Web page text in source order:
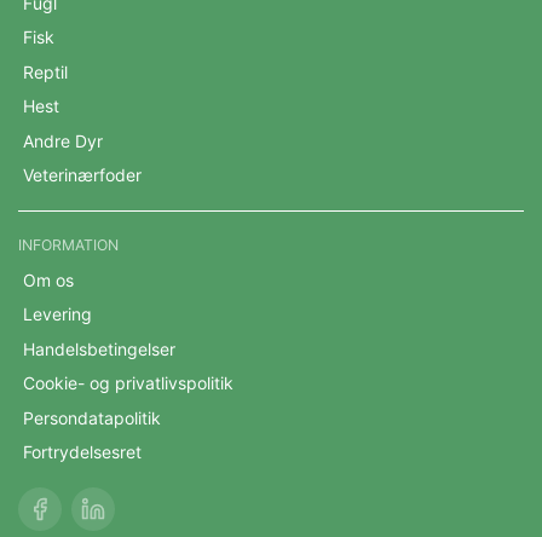
Fisk
Reptil
Hest
Andre Dyr
Veterinærfoder
INFORMATION
Om os
Levering
Handelsbetingelser
Cookie- og privatlivspolitik
Persondatapolitik
Fortrydelsesret